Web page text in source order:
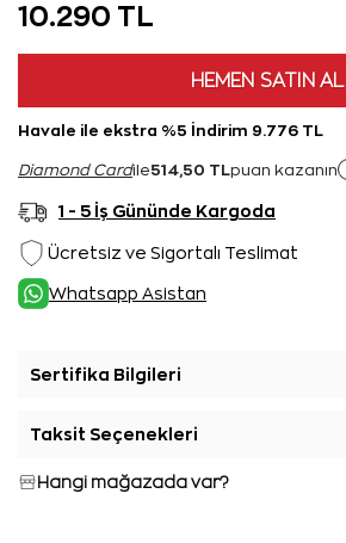
10.290 TL
HEMEN SATIN AL
Havale ile ekstra %5 İndirim 9.776 TL
Diamond Cardile514,50 TL puan kazanın
1 - 5 İş Gününde Kargoda
Ücretsiz ve Sigortalı Teslimat
Whatsapp Asistan
Sertifika Bilgileri
Taksit Seçenekleri
Hangi mağazada var?